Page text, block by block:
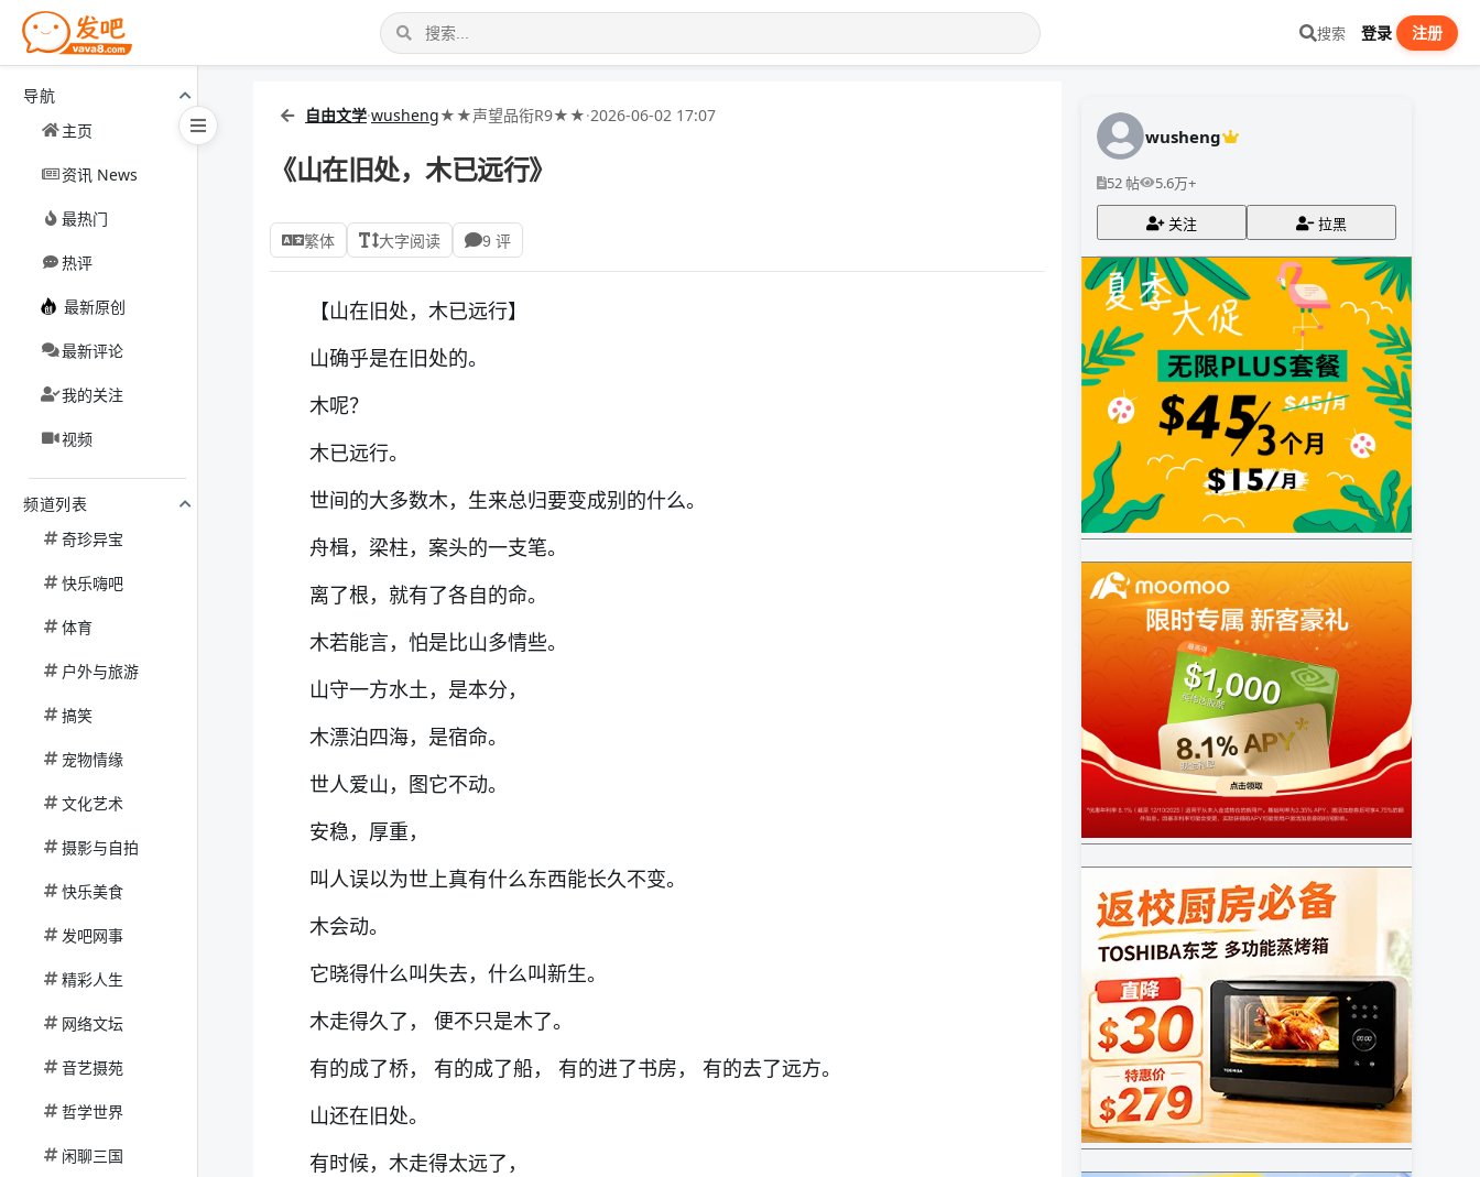
搜索 登录 注册
导航
主页
资讯 News
最热门
热评
最新原创
最新评论
我的关注
视频
频道列表
奇珍异宝
快乐嗨吧
体育
户外与旅游
搞笑
宠物情缘
文化艺术
摄影与自拍
快乐美食
发吧网事
精彩人生
网络文坛
音艺摄苑
哲学世界
闲聊三国
自由文学·wusheng★★声望品衔R9★★·2026-06-02 17:07
《山在旧处，木已远行》
繁体 大字阅读 9 评
【山在旧处，木已远行】
山确乎是在旧处的。
木呢？
木已远行。
世间的大多数木，生来总归要变成别的什么。
舟楫，梁柱，案头的一支笔。
离了根，就有了各自的命。
木若能言，怕是比山多情些。
山守一方水土，是本分，
木漂泊四海，是宿命。
世人爱山，图它不动。
安稳，厚重，
叫人误以为世上真有什么东西能长久不变。
木会动。
它晓得什么叫失去，什么叫新生。
木走得久了， 便不只是木了。
有的成了桥， 有的成了船， 有的进了书房， 有的去了远方。
山还在旧处。
有时候，木走得太远了，
wusheng
52 帖 5.6万+
关注 拉黑